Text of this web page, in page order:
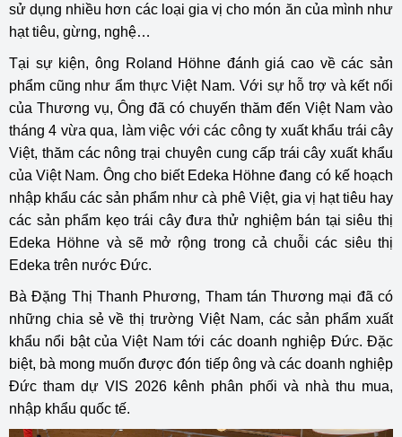
sử dụng nhiều hơn các loại gia vị cho món ăn của mình như
hạt tiêu, gừng, nghệ…
Tại sự kiện, ông Roland Höhne đánh giá cao về các sản
phẩm cũng như ẩm thực Việt Nam. Với sự hỗ trợ và kết nối
của Thương vụ, Ông đã có chuyến thăm đến Việt Nam vào
tháng 4 vừa qua, làm việc với các công ty xuất khẩu trái cây
Việt, thăm các nông trại chuyên cung cấp trái cây xuất khẩu
của Việt Nam. Ông cho biết Edeka Höhne đang có kế hoạch
nhập khẩu các sản phẩm như cà phê Việt, gia vị hạt tiêu hay
các sản phẩm kẹo trái cây đưa thử nghiệm bán tại siêu thị
Edeka Höhne và sẽ mở rộng trong cả chuỗi các siêu thị
Edeka trên nước Đức.
Bà Đặng Thị Thanh Phương, Tham tán Thương mại đã có
những chia sẻ về thị trường Việt Nam, các sản phẩm xuất
khẩu nổi bật của Việt Nam tới các doanh nghiệp Đức. Đặc
biệt, bà mong muốn được đón tiếp ông và các doanh nghiệp
Đức tham dự VIS 2026 kênh phân phối và nhà thu mua,
nhập khẩu quốc tế.